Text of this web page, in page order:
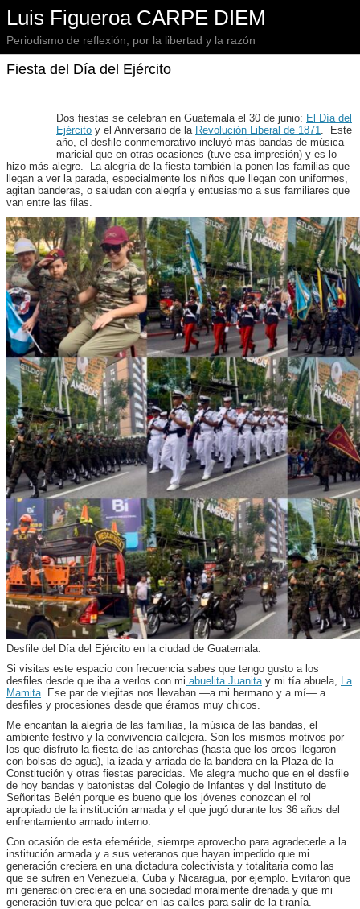
Luis Figueroa CARPE DIEM
Periodismo de reflexión, por la libertad y la razón
Fiesta del Día del Ejército
Dos fiestas se celebran en Guatemala el 30 de junio: El Día del
Ejército y el Aniversario de la Revolución Liberal de 1871. Este
año, el desfile conmemorativo incluyó más bandas de música
maricial que en otras ocasiones (tuve esa impresión) y es lo
hizo más alegre. La alegría de la fiesta también la ponen las familias que
llegan a ver la parada, especialmente los niños que llegan con uniformes,
agitan banderas, o saludan con alegría y entusiasmo a sus familiares que
van entre las filas.
Desfile del Día del Ejército en la ciudad de Guatemala.
Si visitas este espacio con frecuencia sabes que tengo gusto a los
desfiles desde que iba a verlos con mi abuelita Juanitay mi tía abuela, La
Mamita. Ese par de viejitas nos llevaban —a mi hermano y a mí— a
desfiles y procesiones desde que éramos muy chicos.
Me encantan la alegría de las familias, la música de las bandas, el
ambiente festivo y la convivencia callejera. Son los mismos motivos por
los que disfruto la fiesta de las antorchas (hasta que los orcos llegaron
con bolsas de agua), la izada y arriada de la bandera en la Plaza de la
Constitución y otras fiestas parecidas. Me alegra mucho que en el desfile
de hoy bandas y batonistas del Colegio de Infantes y del Instituto de
Señoritas Belén porque es bueno que los jóvenes conozcan el rol
apropiado de la institución armada y el que jugó durante los 36 años del
enfrentamiento armado interno.
Con ocasión de esta efeméride, siemrpe aprovecho para agradecerle a la
institución armada y a sus veteranos que hayan impedido que mi
generación creciera en una dictadura colectivista y totalitaria como las
que se sufren en Venezuela, Cuba y Nicaragua, por ejemplo. Evitaron que
mi generación creciera en una sociedad moralmente drenada y que mi
generación tuviera que pelear en las calles para salir de la tiranía.